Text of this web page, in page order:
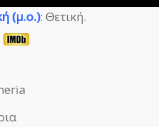
(μ.ο.): Θετική.